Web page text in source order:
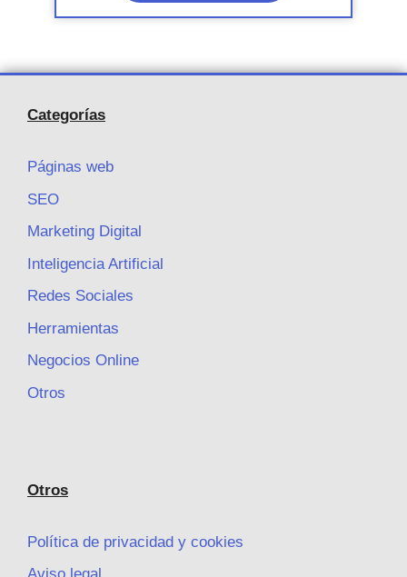
Categorías
Páginas web
SEO
Marketing Digital
Inteligencia Artificial
Redes Sociales
Herramientas
Negocios Online
Otros
Otros
Política de privacidad y cookies